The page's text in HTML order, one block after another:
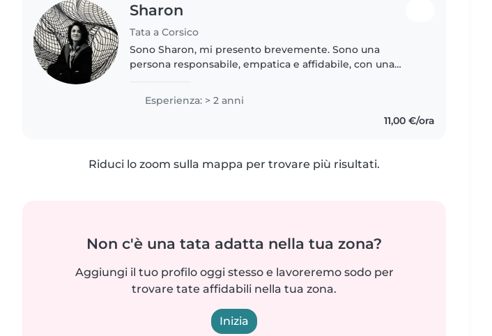
Sharon
Tata a Corsico
Sono Sharon, mi presento brevemente. Sono una
persona responsabile, empatica e affidabile, con una
Esperienza: > 2 anni
11,00 €/ora
Riduci lo zoom sulla mappa per trovare più risultati.
Non c'è una tata adatta nella tua zona?
Aggiungi il tuo profilo oggi stesso e lavoreremo sodo per
trovare tate affidabili nella tua zona.
Inizia